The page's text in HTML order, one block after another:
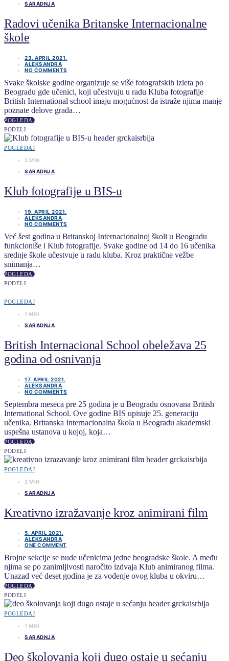
SARADNJA
Radovi učenika Britanske Internacionalne
škole
23. APRIL 2021.
ALEKSANDRA
NO COMMENTS
Svake školske godine organizuje se više fotografskih izleta po
Beogradu gde učenici, koji učestvuju u radu Kluba fotografije
British International school imaju mogućnost da istraže njima manje
poznate delove grada…
POGLEDAJ
PODELI
POGLEDAJ
2 MIN
SARADNJA
Klub fotografije u BIS-u
19. APRIL 2021.
ALEKSANDRA
NO COMMENTS
Već šest godina u Britanskoj Internacionalnoj školi u Beogradu
funkcioniše i Klub fotografije. Svake godine od 14 do 16 učenika
srednje škole učestvuje u radu kluba. Kroz praktične vežbe
snimanja…
POGLEDAJ
PODELI
POGLEDAJ
1 MIN
SARADNJA
British Internacional School obeležava 25
godina od osnivanja
17. APRIL 2021.
ALEKSANDRA
NO COMMENTS
Septembra meseca pre 25 godina je u Beogradu osnovana British
International School. Ove godine BIS upisuje 25. generaciju
učenika. Britanska Internacionalna škola u Beogradu akademski
uspešna ustanova u kojoj, koja…
POGLEDAJ
PODELI
POGLEDAJ
2 MIN
SARADNJA
Kreativno izražavanje kroz animirani film
5. APRIL 2021.
ALEKSANDRA
ONE COMMENT
Brojne sekcije se nude učenicima jedne beogradske škole. A među
njima se po zanimljivosti naročito izdvaja Klub animiranog filma.
Unazad već deset godina je za vođenje ovog kluba u okviru…
POGLEDAJ
PODELI
POGLEDAJ
1 MIN
SARADNJA
Deo školovanja koji dugo ostaje u sećanju